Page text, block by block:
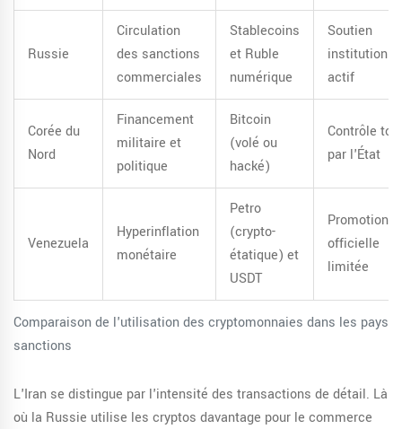
Comparaison de l'utilisation des cryptomonnaies dans les pays
sanctions
Russie
Circulation
des sanctions
commerciales
Stablecoins
et Ruble
numérique
Soutien
actif
Corée du
Nord
Financement
militaire et
politique
Bitcoin
(volé ou
hacké)
Contrôle
par l'État
Venezuela
Hyperinflation
monétaire
Petro
(crypto-
étatique) et
USDT
Promotion
officielle
limitée
L'Iran se distingue par l'intensité des transactions de détail. Là
où la Russie utilise les cryptos davantage pour le commerce